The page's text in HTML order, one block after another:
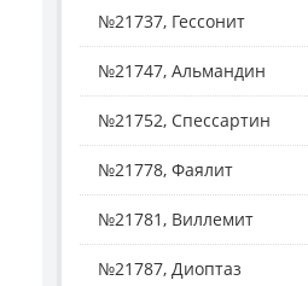
№21737, Гессонит
№21747, Альмандин
№21752, Спессартин
№21778, Фаялит
№21781, Виллемит
№21787, Диоптаз